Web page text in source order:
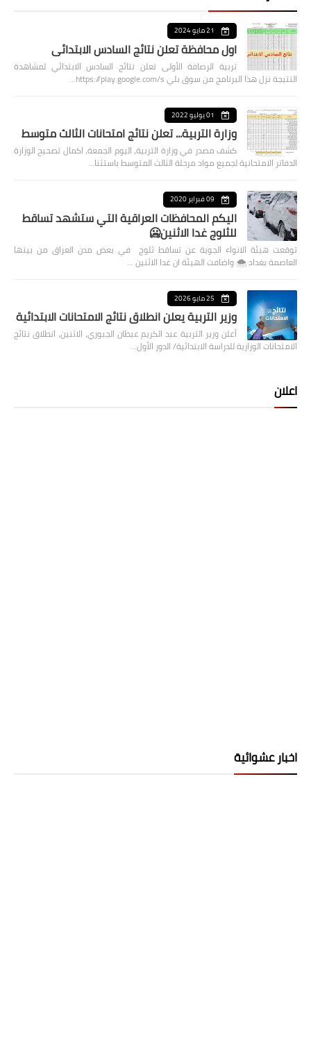
21 مايو 2024
اول محافظة تعلن نتائج السادس الابتدائي
تربية الرصافة الأولى تعلن نتائج السادس الابتدائي لمشاهدة
النتيجة نزل هذا البرنامج من سوق بلي https://play.google.com/s…
01 يوليو 2022
وزارة التربية... تعلن نتائج امتحانات الثالث متوسط
كشف مصدر في وزارة التربية، اليوم الجمعة، اكمال تصحيح الوزارة
الدفاتر الامتحانية لجميع مواد مرحلة الثالث المتوسط باستثنا…
09 فبراير 2020
اليكم المحافظات العراقية التي ستشهد تساقط
للثلوج غدا الاثنين🥶
توقعت هيئة الانواء الجوية عن تساقط ثلوج في بعض مدن العراق من بينها
العاصمة بغداد ⁦🌨️⁩ واضافت الهيئة ان غدا الاثنين …
25 مايو 2026
وزير التربية يعلن انطلاق نتائج الامتحانات الابتدائية
أعلن وزير التربية عبد الكريم عبطان الجبوري، الاثنين، انطلاق نتائج
الامتحانات الوزارية للدراسة الابتدائية/ الدور الأول…
اعلان
اخبار عشوائية